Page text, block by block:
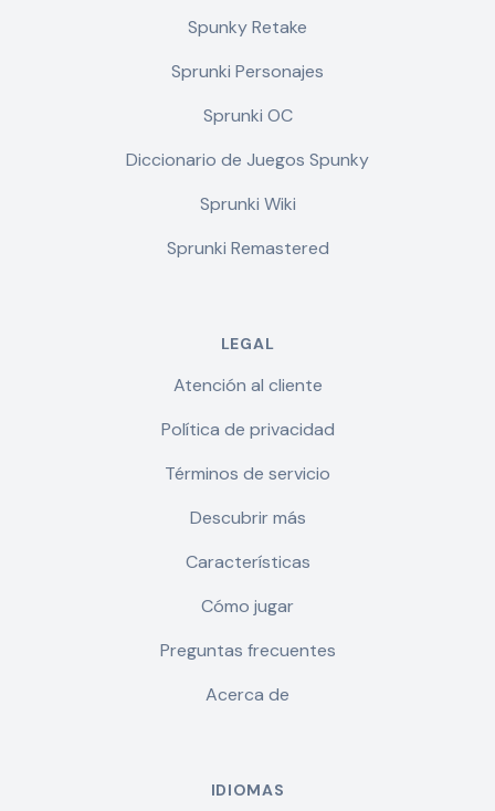
Spunky Retake
Sprunki Personajes
Sprunki OC
Diccionario de Juegos Spunky
Sprunki Wiki
Sprunki Remastered
LEGAL
Atención al cliente
Política de privacidad
Términos de servicio
Descubrir más
Características
Cómo jugar
Preguntas frecuentes
Acerca de
IDIOMAS